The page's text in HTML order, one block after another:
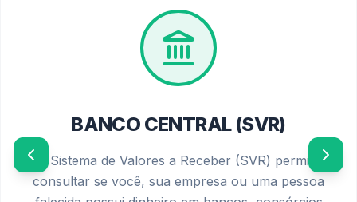
Desenvolvimento urbano: A expansão do programa
para as cidades médias promove o desenvolvimento
urbano e gera empregos.
Como se beneficiar das novas regras do Minha Casa
Minha Vida?
Para se beneficiar das novas regras do Minha Casa Minha
Vida, é importante se informar sobre os requisitos do